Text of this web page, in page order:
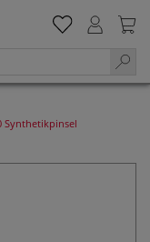
Synthetikpinsel